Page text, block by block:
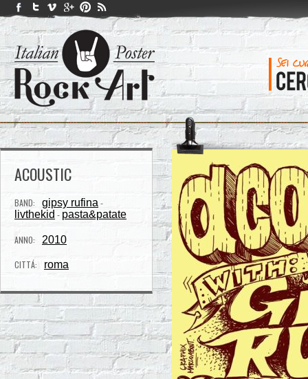
ACOUSTIC
BAND: gipsy rufina -
livthekid - pasta&patate
ANNO: 2010
CITTÁ: roma